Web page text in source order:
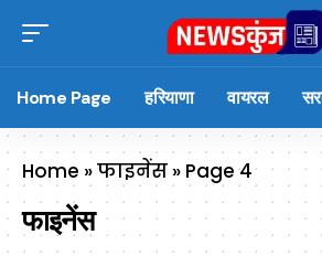
Home Page हरियाणा वायरल
Home »फाइनेंस» Page 4
फाइनेंस